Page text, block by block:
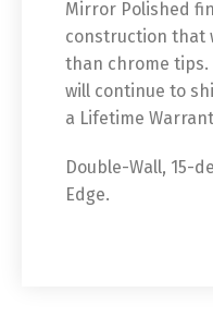
Mirror Polished
construction that
than chrome tips.
will continue to
a Lifetime
Double-Wall, 15-
Edge.